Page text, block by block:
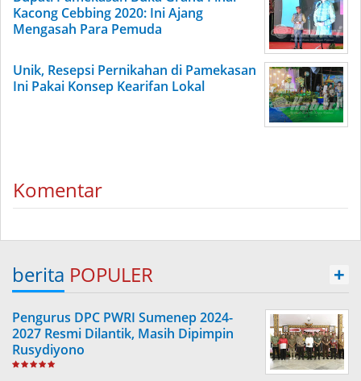
Kacong Cebbing 2020: Ini Ajang
Mengasah Para Pemuda
Unik, Resepsi Pernikahan di Pamekasan
Ini Pakai Konsep Kearifan Lokal
Komentar
berita POPULER +
Pengurus DPC PWRI Sumenep 2024-
2027 Resmi Dilantik, Masih Dipimpin
Rusydiyono